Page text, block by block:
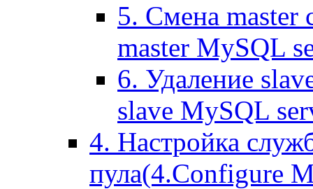
5. Смена master
master MySQL
6. Удаление
slave MySQL
4. Настройка
пула(4.Configure